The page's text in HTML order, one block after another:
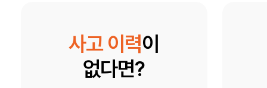
사고 이력이
없다면?